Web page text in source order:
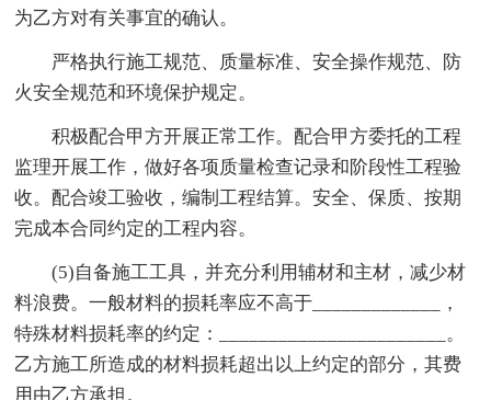
为乙方对有关事宜的确认。
严格执行施工规范、质量标准、安全操作规范、防
火安全规范和环境保护规定。
积极配合甲方开展正常工作。配合甲方委托的工程
监理开展工作，做好各项质量检查记录和阶段性工程验
收。配合竣工验收，编制工程结算。安全、保质、按期
完成本合同约定的工程内容。
(5)自备施工工具，并充分利用辅材和主材，减少材
料浪费。一般材料的损耗率应不高于_____________，
特殊材料损耗率的约定：_______________________。
乙方施工所造成的材料损耗超出以上约定的部分，其费
用由乙方承担。